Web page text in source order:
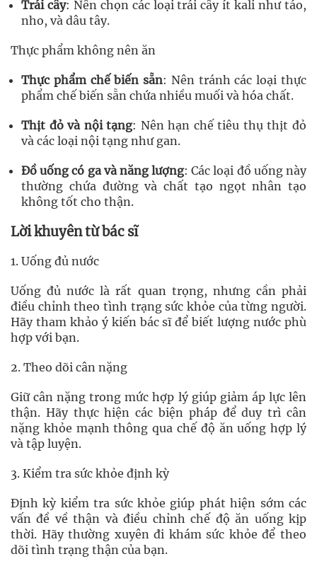
Trái cây: Nên chọn các loại trái cây ít kali như táo,
nho, và dâu tây.
Thực phẩm không nên ăn
Thực phẩm chế biến sẵn: Nên tránh các loại thực
phẩm chế biến sẵn chứa nhiều muối và hóa chất.
Thịt đỏ và nội tạng: Nên hạn chế tiêu thụ thịt đỏ
và các loại nội tạng như gan.
Đồ uống có ga và năng lượng: Các loại đồ uống này
thường chứa đường và chất tạo ngọt nhân tạo
không tốt cho thận.
Lời khuyên từ bác sĩ
1. Uống đủ nước
Uống đủ nước là rất quan trọng, nhưng cần phải
điều chỉnh theo tình trạng sức khỏe của từng người.
Hãy tham khảo ý kiến bác sĩ để biết lượng nước phù
hợp với bạn.
2. Theo dõi cân nặng
Giữ cân nặng trong mức hợp lý giúp giảm áp lực lên
thận. Hãy thực hiện các biện pháp để duy trì cân
nặng khỏe mạnh thông qua chế độ ăn uống hợp lý
và tập luyện.
3. Kiểm tra sức khỏe định kỳ
Định kỳ kiểm tra sức khỏe giúp phát hiện sớm các
vấn đề về thận và điều chỉnh chế độ ăn uống kịp
thời. Hãy thường xuyên đi khám sức khỏe để theo
dõi tình trạng thận của bạn.